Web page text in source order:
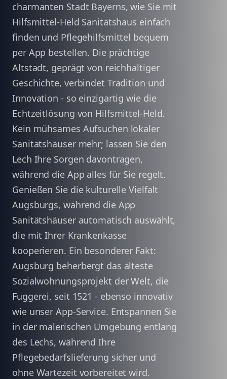
charmanten Stadt Bayerns, wie Sie mit
Hilfsmittel-Held Sanitätshaus einfach
finden und Pflegehilfsmittel bequem
per App bestellen. Die prächtige
Altstadt, geprägt von reichhaltiger
Geschichte, verbindet Tradition und
Innovation - so einzigartig wie die
Echtzeitlösung von Hilfsmittel-Held.
Kein mühsames Aufsuchen lokaler
Sanitätshäuser mehr; lassen Sie den
Lech Ihre Sorgen davontragen,
während die App alles für Sie regelt.
Genießen Sie die kulturelle Vielfalt
Augsburgs, während die App
Sanitätshäuser automatisch auswählt,
die mit Ihrer Krankenkasse
kooperieren. Ein besonderer Fakt:
Augsburg beherbergt das älteste
Sozialwohnungsprojekt der Welt, die
Fuggerei, seit 1521 - ebenso innovativ
wie unser App-Service. Entspannen Sie
in der malerischen Umgebung entlang
des Lechs, während Ihre
Pflegebedarfslieferung sicher und
ohne Wartezeit vorbereitet wird.